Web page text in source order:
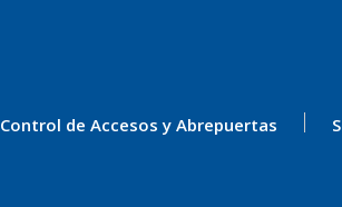
Control de Accesos y Abrepuertas